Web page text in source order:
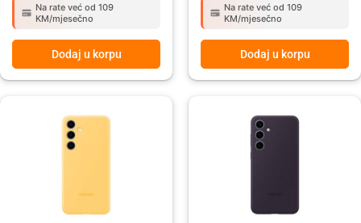
Na rate već od 109
KM/mjesečno
Dodaj u korpu
Na rate već od 109
KM/mjesečno
Dodaj u korpu